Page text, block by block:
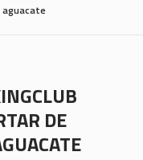
aguacate
DE